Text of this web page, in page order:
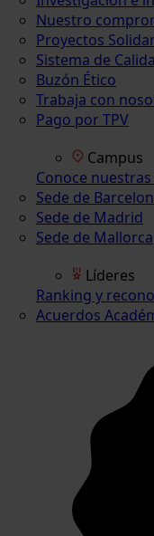
Nuestro
Proyectos
Sistema de
Buzón Ético
Trabaja con
Pago por TPV
Campus
Conoce nuestras
Sede de
Sede de Madrid
Sede de Mallorca
Líderes
Ranking y
Acuerdos